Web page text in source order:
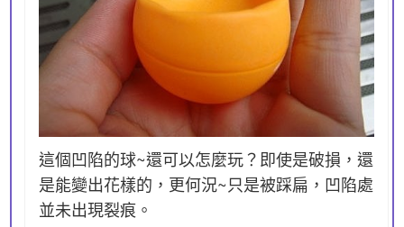
這個凹陷的球~還可以怎麼玩？即使是破損，還
是能變出花樣的，更何況~只是被踩扁，凹陷處
並未出現裂痕。